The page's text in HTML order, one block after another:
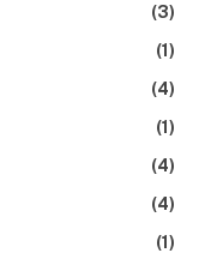
(3)
(1)
(4)
(1)
(4)
(4)
(1)